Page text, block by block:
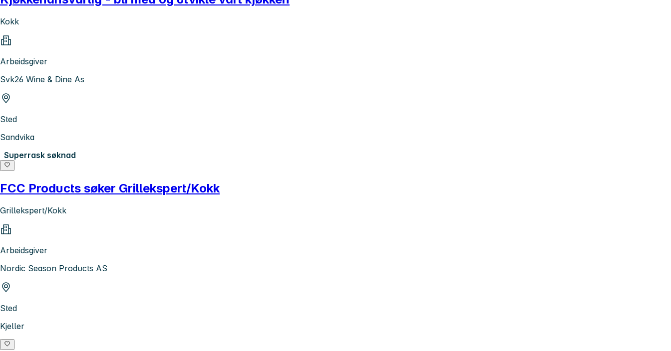
Kokk
Arbeidsgiver
Svk26 Wine & Dine As
Sted
Sandvika
Superrask søknad
FCC Products søker Grillekspert/Kokk
Grillekspert/Kokk
Arbeidsgiver
Nordic Season Products AS
Sted
Kjeller